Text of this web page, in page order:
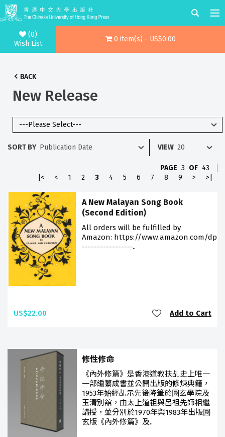
(0)
Wish List
0 item(s) - US$0.00
BACK
New Release
SORT BY VIEW
PAGE 3 OF 43
|<
< 1 2 3 4 5 6 7 8 9 > >|
A New Malayan Song Book
(Second Edition)
All orders will be fulfilled by
Amazon: https://www.amazon.com/dp/
-----------------..
US$22.00 Add to Cart
修性修命
《內外修篇》是香港道教扶乩史上唯一
一部編纂成書並公開出版的修煉典籍，
1953年始經乩示先後降筆於圓玄學院及
玉清別舘，由太上道祖與呂祖先師相繼
講授，並分別於1970年與1983年出版圓
玄版《內外修篇》及..